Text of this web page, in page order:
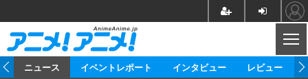
ニュース イベントレポート インタビュー レビュー